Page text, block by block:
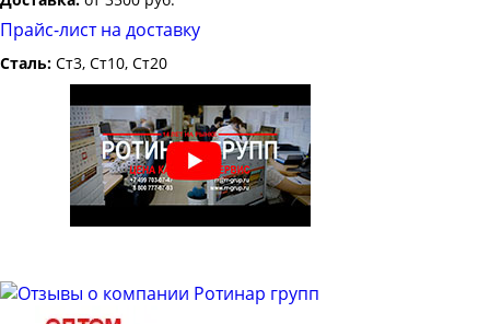
Прайс-лист на доставку
Сталь: Ст3, Ст10, Ст20